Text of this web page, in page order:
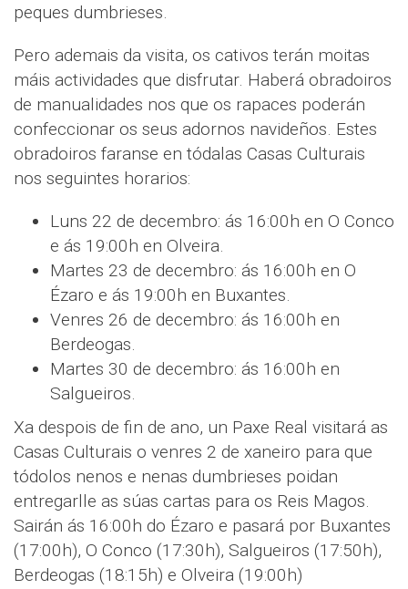
peques dumbrieses.
Pero ademais da visita, os cativos terán moitas
máis actividades que disfrutar. Haberá obradoiros
de manualidades nos que os rapaces poderán
confeccionar os seus adornos navideños. Estes
obradoiros faranse en tódalas Casas Culturais
nos seguintes horarios:
Luns 22 de decembro: ás 16:00h en O Conco
e ás 19:00h en Olveira.
Martes 23 de decembro: ás 16:00h en O
Ézaro e ás 19:00h en Buxantes.
Venres 26 de decembro: ás 16:00h en
Berdeogas.
Martes 30 de decembro: ás 16:00h en
Salgueiros.
Xa despois de fin de ano, un Paxe Real visitará as
Casas Culturais o venres 2 de xaneiro para que
tódolos nenos e nenas dumbrieses poidan
entregarlle as súas cartas para os Reis Magos.
Sairán ás 16:00h do Ézaro e pasará por Buxantes
(17:00h), O Conco (17:30h), Salgueiros (17:50h),
Berdeogas (18:15h) e Olveira (19:00h)